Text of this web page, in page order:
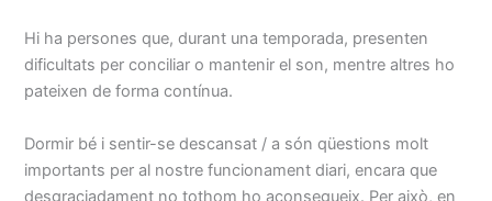
Hi ha persones que, durant una temporada, presenten
dificultats per conciliar o mantenir el son, mentre altres ho
pateixen de forma contínua.
Dormir bé i sentir-se descansat / a són qüestions molt
importants per al nostre funcionament diari, encara que
desgraciadament no tothom ho aconsegueix. Per això, en